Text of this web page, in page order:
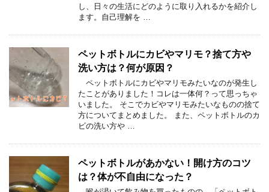
し、日々の生活にどのように取り入れるかを紹介し
ます。自己理解を …
ペットボトルにカビやマリモ？捨て方や
洗い方は？何が原因？
ペットボトルにカビやマリモみたいなのが発生し
たことがありました！コレは一体何？って思っちゃ
いました。 そこでカビやマリモみたいなものの捨て
方についてまとめました。 また、ペットボトルのカ
ビの洗い方や …
ペットボトルがあかない！開け方のコツ
は？体が不自由になった？